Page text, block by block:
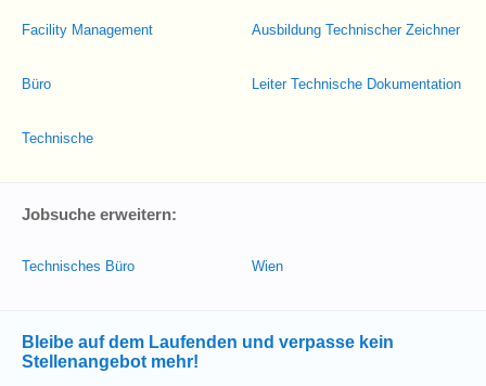
Facility Management
Büro
Technische
Ausbildung Technischer Zeichner
Leiter Technische Dokumentation
Jobsuche erweitern:
Technisches Büro Wien
Bleibe auf dem Laufenden und verpasse kein
Stellenangebot mehr!